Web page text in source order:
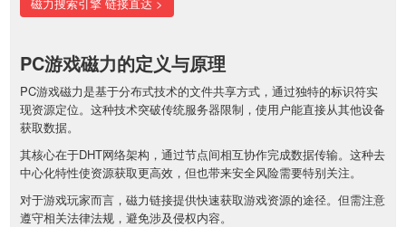
PC游戏磁力的定义与原理
PC游戏磁力是基于分布式技术的文件共享方式，通过独特的标识符实
现资源定位。这种技术突破传统服务器限制，使用户能直接从其他设备
获取数据。
其核心在于DHT网络架构，通过节点间相互协作完成数据传输。这种去
中心化特性使资源获取更高效，但也带来安全风险需要特别关注。
对于游戏玩家而言，磁力链接提供快速获取游戏资源的途径。但需注意
遵守相关法律法规，避免涉及侵权内容。